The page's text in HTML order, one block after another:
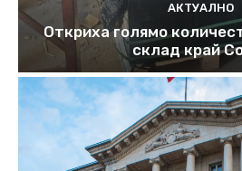
АКТУАЛНО
Откриха голямо
склад край